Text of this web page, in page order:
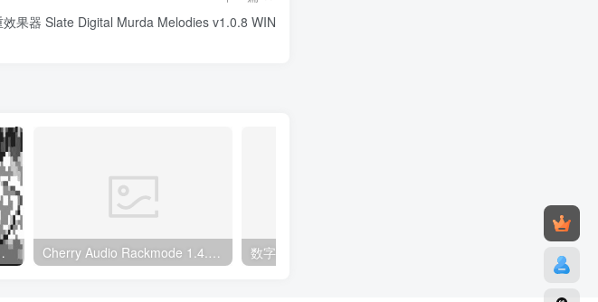
果器 Slate Digital Murda Melodies v1.0.8 WIN
v1.5.0-R2R Cherry Audio Rackmode 1.4.0 WiN